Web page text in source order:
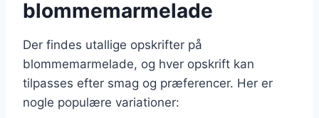
blommemarmelade
Der findes utallige opskrifter på
blommemarmelade, og hver opskrift kan
tilpasses efter smag og præferencer. Her er
nogle populære variationer: